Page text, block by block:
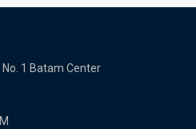
1 Batam Center